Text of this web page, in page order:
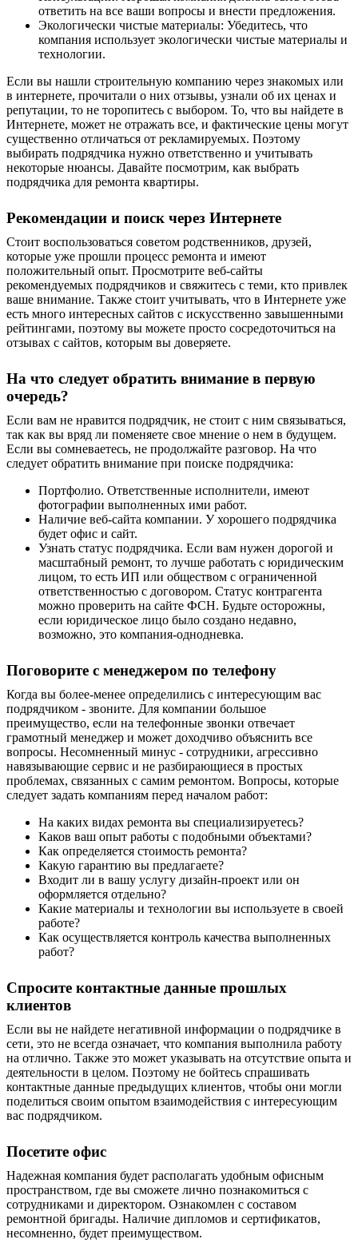
ответить на все ваши вопросы и внести предложения.
Экологически чистые материалы: Убедитесь, что
компания использует экологически чистые материалы и
технологии.
Если вы нашли строительную компанию через знакомых или
в интернете, прочитали о них отзывы, узнали об их ценах и
репутации, то не торопитесь с выбором. То, что вы найдете в
Интернете, может не отражать все, и фактические цены могут
существенно отличаться от рекламируемых. Поэтому
выбирать подрядчика нужно ответственно и учитывать
некоторые нюансы. Давайте посмотрим, как выбрать
подрядчика для ремонта квартиры.
Рекомендации и поиск через Интернете
Стоит воспользоваться советом родственников, друзей,
которые уже прошли процесс ремонта и имеют
положительный опыт. Просмотрите веб-сайты
рекомендуемых подрядчиков и свяжитесь с теми, кто привлек
ваше внимание. Также стоит учитывать, что в Интернете уже
есть много интересных сайтов с искусственно завышенными
рейтингами, поэтому вы можете просто сосредоточиться на
отзывах с сайтов, которым вы доверяете.
На что следует обратить внимание в первую
очередь?
Если вам не нравится подрядчик, не стоит с ним связываться,
так как вы вряд ли поменяете свое мнение о нем в будущем.
Если вы сомневаетесь, не продолжайте разговор. На что
следует обратить внимание при поиске подрядчика:
Портфолио. Ответственные исполнители, имеют
фотографии выполненных ими работ.
Наличие веб-сайта компании. У хорошего подрядчика
будет офис и сайт.
Узнать статус подрядчика. Если вам нужен дорогой и
масштабный ремонт, то лучше работать с юридическим
лицом, то есть ИП или обществом с ограниченной
ответственностью с договором. Статус контрагента
можно проверить на сайте ФСН. Будьте осторожны,
если юридическое лицо было создано недавно,
возможно, это компания-однодневка.
Поговорите с менеджером по телефону
Когда вы более-менее определились с интересующим вас
подрядчиком - звоните. Для компании большое
преимущество, если на телефонные звонки отвечает
грамотный менеджер и может доходчиво объяснить все
вопросы. Несомненный минус - сотрудники, агрессивно
навязывающие сервис и не разбирающиеся в простых
проблемах, связанных с самим ремонтом. Вопросы, которые
следует задать компаниям перед началом работ:
На каких видах ремонта вы специализируетесь?
Каков ваш опыт работы с подобными объектами?
Как определяется стоимость ремонта?
Какую гарантию вы предлагаете?
Входит ли в вашу услугу дизайн-проект или он
оформляется отдельно?
Какие материалы и технологии вы используете в своей
работе?
Как осуществляется контроль качества выполненных
работ?
Спросите контактные данные прошлых
клиентов
Если вы не найдете негативной информации о подрядчике в
сети, это не всегда означает, что компания выполнила работу
на отлично. Также это может указывать на отсутствие опыта и
деятельности в целом. Поэтому не бойтесь спрашивать
контактные данные предыдущих клиентов, чтобы они могли
поделиться своим опытом взаимодействия с интересующим
вас подрядчиком.
Посетите офис
Надежная компания будет располагать удобным офисным
пространством, где вы сможете лично познакомиться с
сотрудниками и директором. Ознакомлен с составом
ремонтной бригады. Наличие дипломов и сертификатов,
несомненно, будет преимуществом.